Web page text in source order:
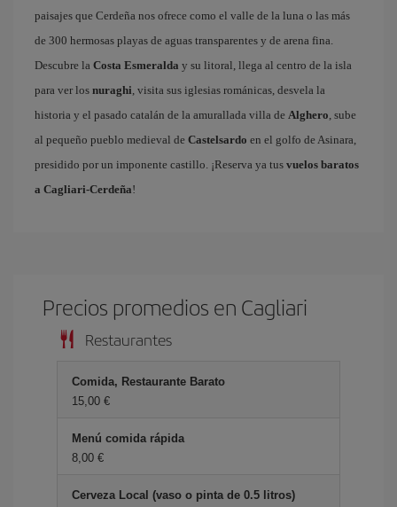
paisajes que Cerdeña nos ofrece como el valle de la luna o las más
de 300 hermosas playas de aguas transparentes y de arena fina.
Descubre la Costa Esmeralda y su litoral, llega al centro de la isla
para ver los nuraghi, visita sus iglesias románicas, desvela la
historia y el pasado catalán de la amurallada villa de Alghero, sube
al pequeño pueblo medieval de Castelsardo en el golfo de Asinara,
presidido por un imponente castillo. ¡Reserva ya tus vuelos baratos
a Cagliari-Cerdeña!
Precios promedios en Cagliari
Restaurantes
Comida, Restaurante Barato
15,00 €
Menú comida rápida
8,00 €
Cerveza Local (vaso o pinta de 0.5 litros)